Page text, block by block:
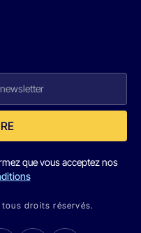
que vous acceptez nos
droits réservés.